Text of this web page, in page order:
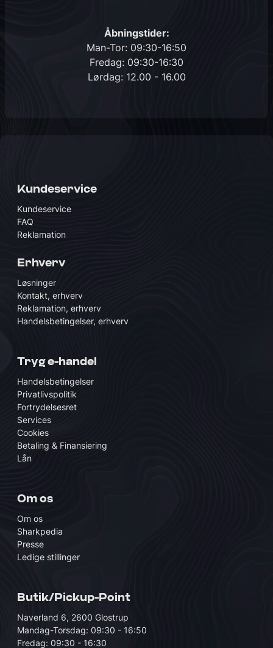
Åbningstider:
Man-Tor: 09:30-16:50
Fredag: 09:30-16:30
Lørdag: 12.00 - 16.00
Kundeservice
Kundeservice
FAQ
Reklamation
Erhverv
Løsninger
Kontakt, erhverv
Reklamation, erhverv
Handelsbetingelser, erhverv
Tryg e-handel
Handelsbetingelser
Privatlivspolitik
Fortrydelsesret
Services
Cookies
Betaling & Finansiering
Lån
Om os
Om os
Sharkpedia
Presse
Ledige stillinger
Butik/Pickup-Point
Naverland 6, 2600 Glostrup
Mandag-Torsdag: 09:30 - 16:50
Fredag: 09:30 - 16:30